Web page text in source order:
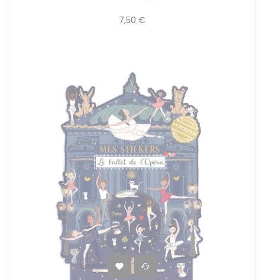
7,50 €
 